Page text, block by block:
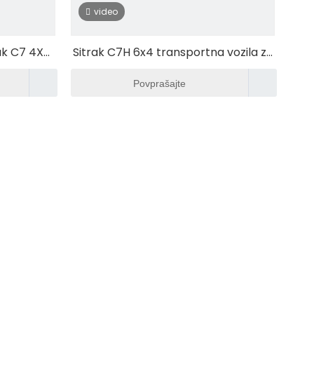
C7 4X2
video
Sitrak C7H 6x4 transportna vozila za
prevoz tovora težkega vlačilca
Povprašajte